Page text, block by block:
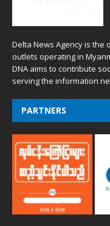
Delta News Agency is
outlets operating in
DNA aims to contribute
serving the information
PARTNERS